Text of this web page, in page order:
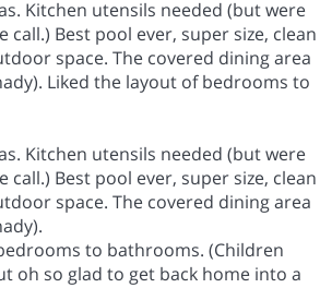
Kitchen utensils needed (but were
Best pool ever, super size, clean
space. The covered dining area
Liked the layout of bedrooms to
Kitchen utensils needed (but were
Best pool ever, super size, clean
space. The covered dining area
to bathrooms. (Children
oh so glad to get back home into a